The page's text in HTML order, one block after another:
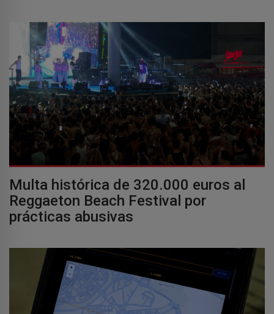
Multa histórica de 320.000 euros al
Reggaeton Beach Festival por
prácticas abusivas